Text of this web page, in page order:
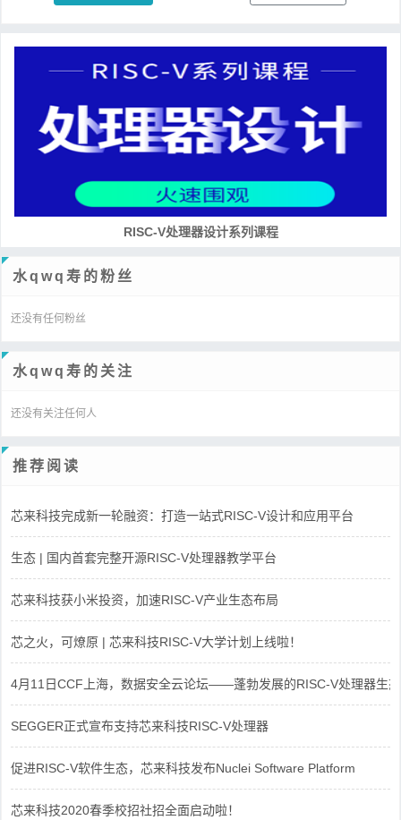
RISC-V处理器设计系列课程
水qwq寿的粉丝
还没有任何粉丝
水qwq寿的关注
还没有关注任何人
推荐阅读
芯来科技完成新一轮融资：打造一站式RISC-V设计和应用平台
生态 | 国内首套完整开源RISC-V处理器教学平台
芯来科技获小米投资，加速RISC-V产业生态布局
芯之火，可燎原 | 芯来科技RISC-V大学计划上线啦！
4月11日CCF上海，数据安全云论坛——蓬勃发展的RISC-V处理器生态
SEGGER正式宣布支持芯来科技RISC-V处理器
促进RISC-V软件生态，芯来科技发布Nuclei Software Platform
芯来科技2020春季校招社招全面启动啦！